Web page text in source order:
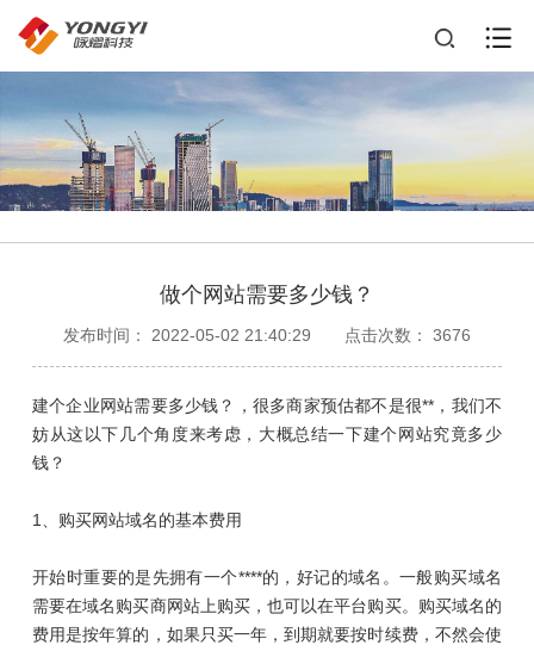
做个网站需要多少钱？
发布时间： 2022-05-02 21:40:29 点击次数： 3676
建个企业网站需要多少钱？，很多商家预估都不是很**，我们不
妨从这以下几个角度来考虑，大概总结一下建个网站究竟多少
钱？
1、购买网站域名的基本费用
开始时重要的是先拥有一个****的，好记的域名。一般购买域名
需要在域名购买商网站上购买，也可以在平台购买。购买域名的
费用是按年算的，如果只买一年，到期就要按时续费，不然会使